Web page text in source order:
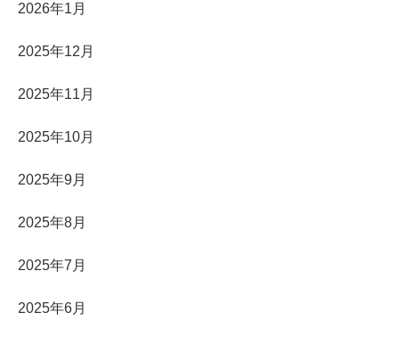
2026年1月
2025年12月
2025年11月
2025年10月
2025年9月
2025年8月
2025年7月
2025年6月